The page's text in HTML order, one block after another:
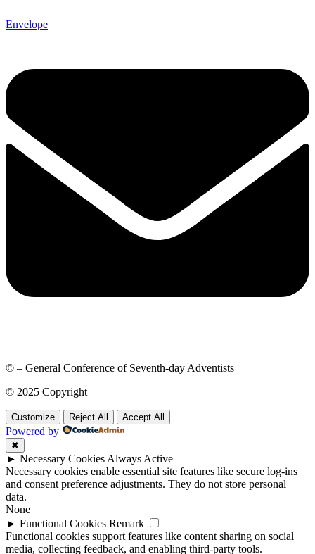
Envelope
© – General Conference of Seventh-day Adventists
© 2025 Copyright
Customize Reject All Accept All
Powered by
✖
► Necessary Cookies Always Active
Necessary cookies enable essential site features like secure log-ins
and consent preference adjustments. They do not store personal
data.
None
► Functional Cookies Remark
Functional cookies support features like content sharing on social
media, collecting feedback, and enabling third-party tools.